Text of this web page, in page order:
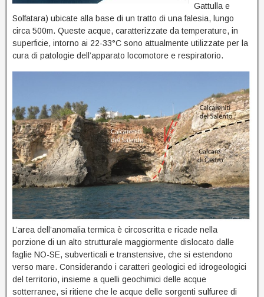
Gattulla e
Solfatara) ubicate alla base di un tratto di una falesia, lungo
circa 500m. Queste acque, caratterizzate da temperature, in
superficie, intorno ai 22-33°C sono attualmente utilizzate per la
cura di patologie dell’apparato locomotore e respiratorio.
L’area dell’anomalia termica è circoscritta e ricade nella
porzione di un alto strutturale maggiormente dislocato dalle
faglie NO-SE, subverticali e transtensive, che si estendono
verso mare. Considerando i caratteri geologici ed idrogeologici
del territorio, insieme a quelli geochimici delle acque
sotterranee, si ritiene che le acque delle sorgenti sulfuree di